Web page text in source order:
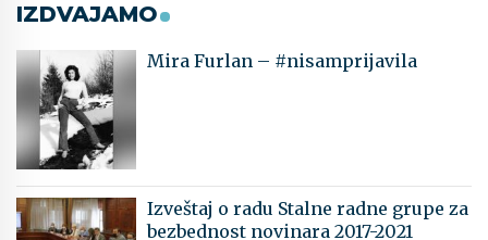
IZDVAJAMO
Mira Furlan – #nisamprijavila
Izveštaj o radu Stalne radne grupe za
bezbednost novinara 2017-2021